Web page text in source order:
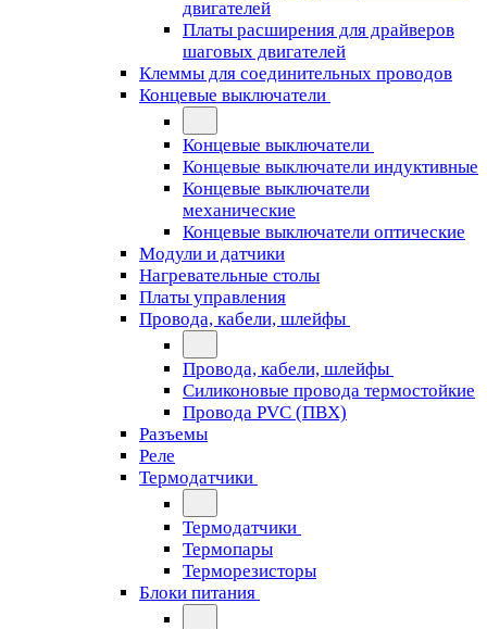
двигателей
Платы расширения для драйверов
шаговых двигателей
Клеммы для соединительных проводов
Концевые выключатели
Концевые выключатели
Концевые выключатели индуктивные
Концевые выключатели
механические
Концевые выключатели оптические
Модули и датчики
Нагревательные столы
Платы управления
Провода, кабели, шлейфы
Провода, кабели, шлейфы
Силиконовые провода термостойкие
Провода PVC (ПВХ)
Разъемы
Реле
Термодатчики
Термодатчики
Термопары
Терморезисторы
Блоки питания